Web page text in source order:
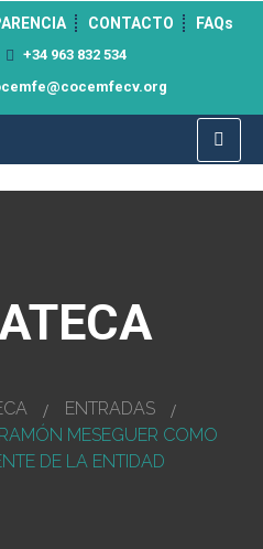
CONTACTO FAQs
+34 963 832 534
ENTRADAS
MESEGUER COMO
DE LA ENTIDAD